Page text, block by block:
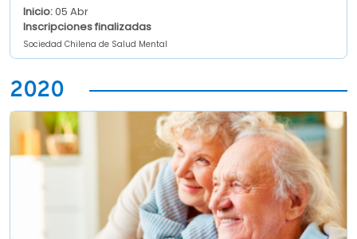
Inicio:05 Abr
Inscripciones finalizadas
Sociedad Chilena de Salud Mental
2020